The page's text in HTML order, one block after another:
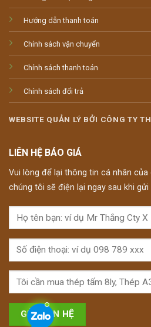
Hướng dẫn thanh toán
Chính sách vận chuyển
Chính sách thanh toán
Chính sách đổi trả
WEBSITE QUẢN LÝ BỞI CÔNG TY
LIÊN HỆ BÁO GIÁ
Vui lòng để lại thông tin cá nhân của
chúng tôi sẽ điện lại ngay sau khi gửi